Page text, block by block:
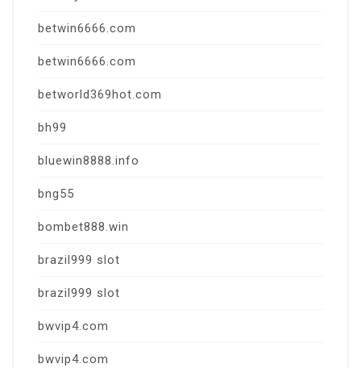
betwin6666.com
betwin6666.com
betworld369hot.com
bh99
bluewin8888.info
bng55
bombet888.win
brazil999 slot
brazil999 slot
bwvip4.com
bwvip4.com